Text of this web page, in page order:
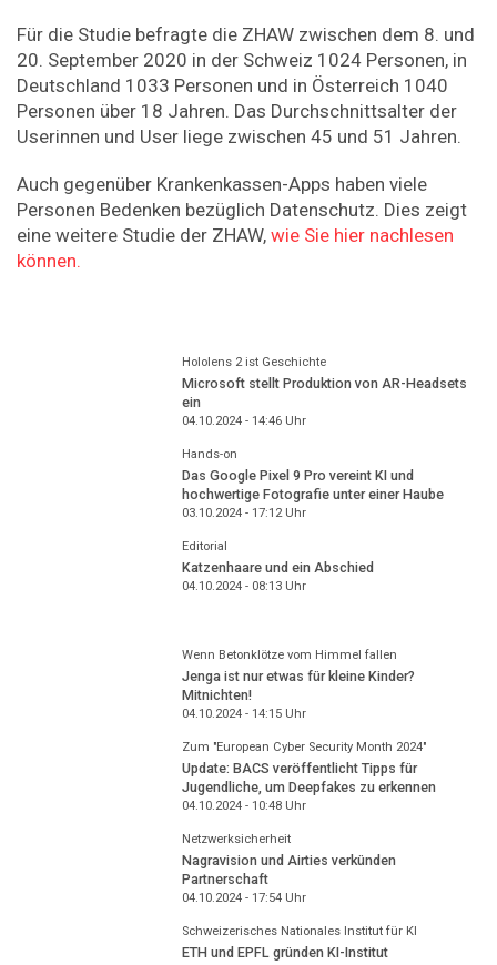
Für die Studie befragte die ZHAW zwischen dem 8. und
20. September 2020 in der Schweiz 1024 Personen, in
Deutschland 1033 Personen und in Österreich 1040
Personen über 18 Jahren. Das Durchschnittsalter der
Userinnen und User liege zwischen 45 und 51 Jahren.
Auch gegenüber Krankenkassen-Apps haben viele
Personen Bedenken bezüglich Datenschutz. Dies zeigt
eine weitere Studie der ZHAW, wie Sie hier nachlesen
können.
Hololens 2 ist Geschichte
Microsoft stellt Produktion von AR-Headsets
ein
04.10.2024 - 14:46Uhr
Hands-on
Das Google Pixel 9 Pro vereint KI und
hochwertige Fotografie unter einer Haube
03.10.2024 - 17:12Uhr
Editorial
Katzenhaare und ein Abschied
04.10.2024 - 08:13Uhr
Wenn Betonklötze vom Himmel fallen
Jenga ist nur etwas für kleine Kinder?
Mitnichten!
04.10.2024 - 14:15Uhr
Zum "European Cyber Security Month 2024"
Update: BACS veröffentlicht Tipps für
Jugendliche, um Deepfakes zu erkennen
04.10.2024 - 10:48Uhr
Netzwerksicherheit
Nagravision und Airties verkünden
Partnerschaft
04.10.2024 - 17:54Uhr
Schweizerisches Nationales Institut für KI
ETH und EPFL gründen KI-Institut